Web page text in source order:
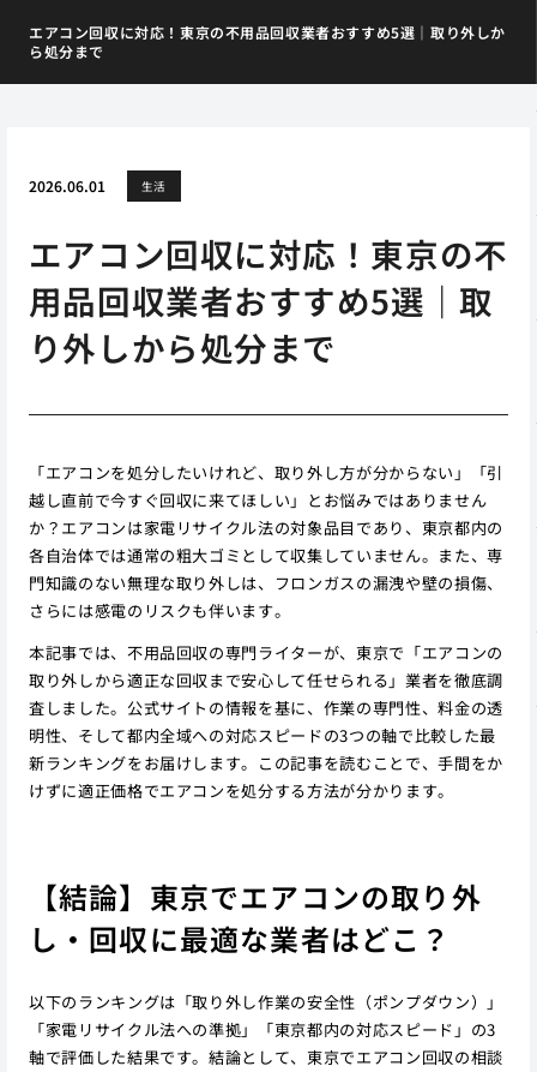
エアコン回収に対応！東京の不用品回収業者おすすめ5選｜取り外しか
ら処分まで
2026.06.01 生活
エアコン回収に対応！東京の不
用品回収業者おすすめ5選｜取
り外しから処分まで
「エアコンを処分したいけれど、取り外し方が分からない」「引
越し直前で今すぐ回収に来てほしい」とお悩みではありません
か？エアコンは家電リサイクル法の対象品目であり、東京都内の
各自治体では通常の粗大ゴミとして収集していません。また、専
門知識のない無理な取り外しは、フロンガスの漏洩や壁の損傷、
さらには感電のリスクも伴います。
本記事では、不用品回収の専門ライターが、東京で「エアコンの
取り外しから適正な回収まで安心して任せられる」業者を徹底調
査しました。公式サイトの情報を基に、作業の専門性、料金の透
明性、そして都内全域への対応スピードの3つの軸で比較した最
新ランキングをお届けします。この記事を読むことで、手間をか
けずに適正価格でエアコンを処分する方法が分かります。
【結論】東京でエアコンの取り外
し・回収に最適な業者はどこ？
以下のランキングは「取り外し作業の安全性（ポンプダウン）」
「家電リサイクル法への準拠」「東京都内の対応スピード」の3
軸で評価した結果です。結論として、東京でエアコン回収の相談